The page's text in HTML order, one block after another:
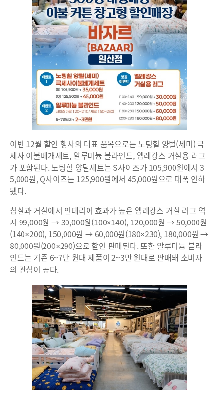
이번 12월 할인 행사의 대표 품목으로는 노팅힐 양털(세미) 극
세사 이불베개세트, 알루미늄 블라인드, 엠레강스 거실용 러그
가 포함된다. 노팅힐 양털세트는 S사이즈가 105,900원에서 3
5,000원, Q사이즈는 125,900원에서 45,000원으로 대폭 인하
됐다.
침실과 거실에서 인테리어 효과가 높은 엠레강스 거실 러그 역
시 99,000원 → 30,000원(100×140), 120,000원 → 50,000원
(140×200), 150,000원 → 60,000원(180×230), 180,000원 →
80,000원(200×290)으로 할인 판매된다. 또한 알루미늄 블라
인드는 기존 6~7만 원대 제품이 2~3만 원대로 판매돼 소비자
의 관심이 높다.